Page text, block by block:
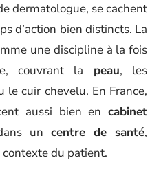
dermatologue, se cachent
d’action bien distincts. La
une discipline à la fois
couvrant la peau, les
le cuir chevelu. En France,
aussi bien en cabinet
un centre de santé,
du patient.